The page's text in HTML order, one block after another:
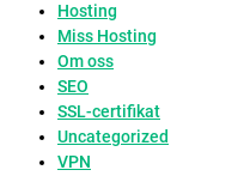
Hosting
Miss Hosting
Om oss
SEO
SSL-certifikat
Uncategorized
VPN